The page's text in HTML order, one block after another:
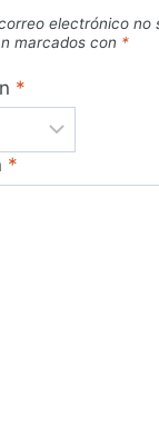
electrónico no
marcados con *
*
*